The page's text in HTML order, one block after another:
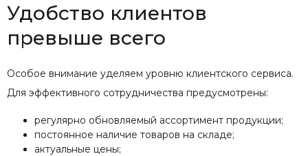
Удобство клиентов
превыше всего
Особое внимание уделяем уровню клиентского сервиса.
Для эффективного сотрудничества предусмотрены:
регулярно обновляемый ассортимент продукции;
постоянное наличие товаров на складе;
актуальные цены;